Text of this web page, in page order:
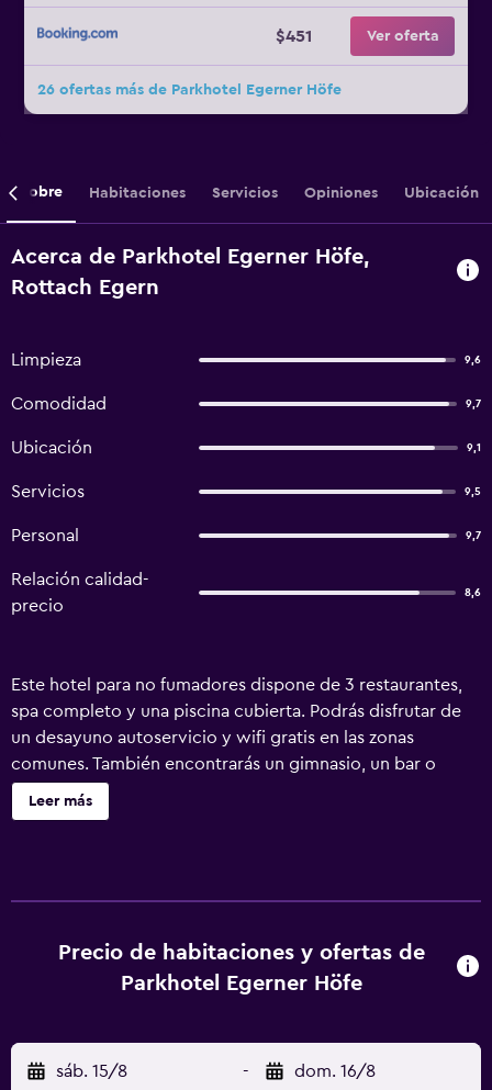
$451 Ver oferta
26 ofertas más de Parkhotel Egerner Höfe
Sobre Habitaciones Servicios Opiniones Ubicación
Acerca de Parkhotel Egerner Höfe,
Rottach Egern
Limpieza 9,6
Comodidad 9,7
Ubicación 9,1
Servicios 9,5
Personal 9,7
Relación calidad-
precio
8,6
Este hotel para no fumadores dispone de 3 restaurantes,
spa completo y una piscina cubierta. Podrás disfrutar de
un desayuno autoservicio y wifi gratis en las zonas
comunes. También encontrarás un gimnasio, un bar o
lounge y una sauna. Parkhotel Egerner Höfe ofrece 85
alojamientos con máquina de café espresso y caja fuerte.
lluvia, albornoces, zapatillas y artículos de higiene
personal gratuitos. Es posible solicitar juegos de cama
limpieza todos los días. Los servicios de ocio y
esparcimiento en este hotel incluyen una piscina cubierta,
Leer más
Precio de habitaciones y ofertas de
Parkhotel Egerner Höfe
sáb. 15/8 - dom. 16/8